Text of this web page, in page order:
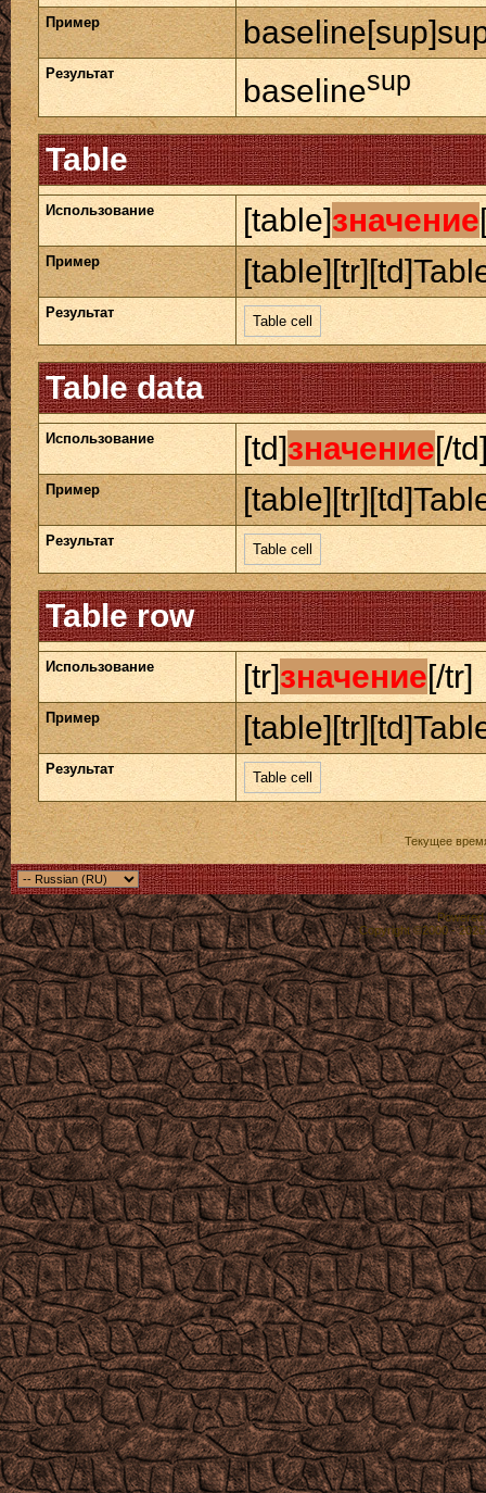
Пример
Результат baselinesup
Table
Использование [table]значение
Пример
Результат
Table cell
Table data
Использование [td]значение[/
Пример
Результат
Table cell
Table row
Использование [tr]значение[/tr]
Пример
Результат
Table cell
Текущее
Powered
Copyright ©2000 -